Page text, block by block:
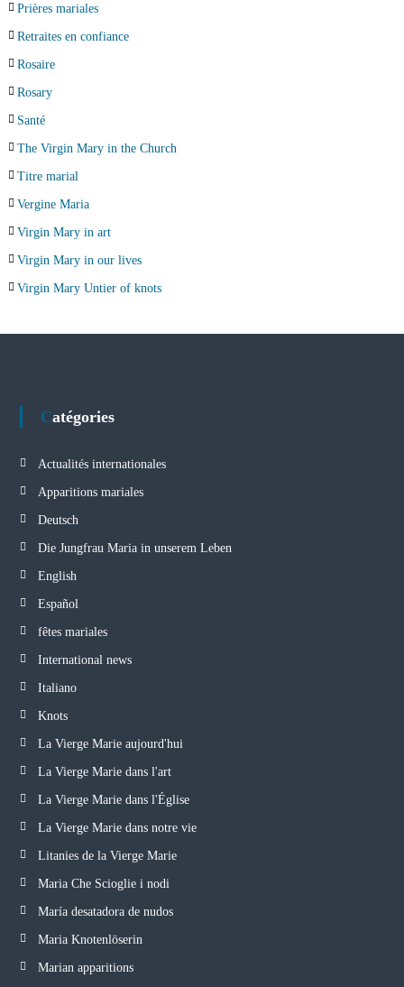
Prières mariales
Retraites en confiance
Rosaire
Rosary
Santé
The Virgin Mary in the Church
Titre marial
Vergine Maria
Virgin Mary in art
Virgin Mary in our lives
Virgin Mary Untier of knots
Catégories
Actualités internationales
Apparitions mariales
Deutsch
Die Jungfrau Maria in unserem Leben
English
Español
fêtes mariales
International news
Italiano
Knots
La Vierge Marie aujourd'hui
La Vierge Marie dans l'art
La Vierge Marie dans l'Église
La Vierge Marie dans notre vie
Litanies de la Vierge Marie
Maria Che Scioglie i nodi
María desatadora de nudos
Maria Knotenlöserin
Marian apparitions